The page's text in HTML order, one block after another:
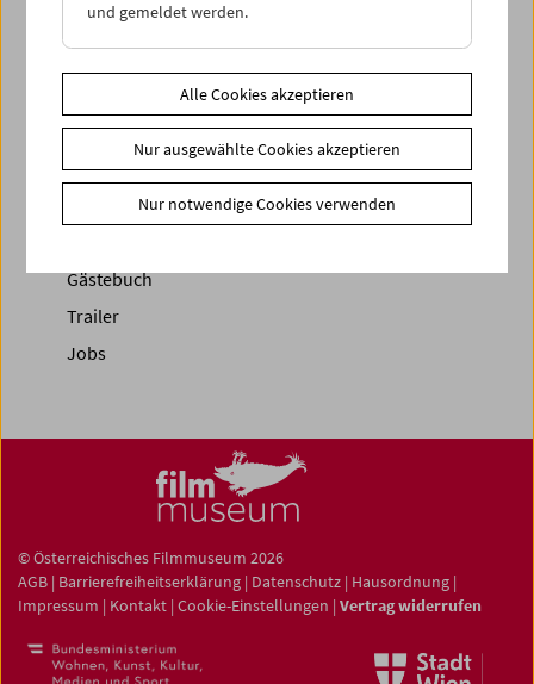
Share on
News
Newsletter
Gästebuch
Trailer
Jobs
© Österreichisches Filmmuseum 2026
AGB | Barrierefreiheitserklärung | Datenschutz | Hausordnung |
Impressum | Kontakt | Cookie-Einstellungen | Vertrag widerrufen
und gemeldet werden.
Alle Cookies akzeptieren
Nur ausgewählte Cookies akzeptieren
Nur notwendige Cookies verwenden